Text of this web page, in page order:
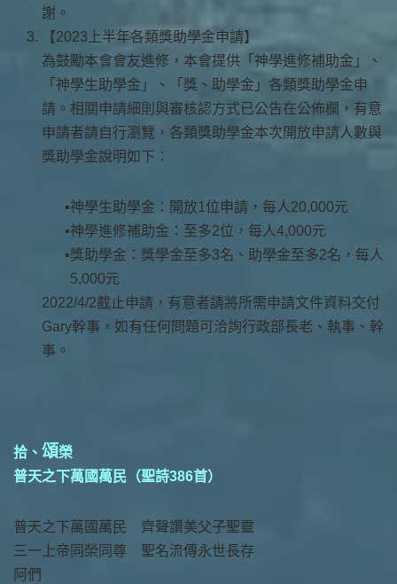
謝。
【2023上半年各類獎助學金申請】
為鼓勵本會會友進修，本會提供「神學進修補助金」、
「神學生助學金」、「獎、助學金」各類獎助學金申
請。相關申請細則與審核認方式已公告在公佈欄，有意
申請者請自行瀏覽，各類獎助學金本次開放申請人數與
獎助學金說明如下：
神學生助學金：開放1位申請，每人20,000元
神學進修補助金：至多2位，每人4,000元
獎助學金：獎學金至多3名、助學金至多2名，每人
5,000元
2022/4/2截止申請，有意者請將所需申請文件資料交付
Gary幹事，如有任何問題可洽詢行政部長老、執事、幹
事。
拾、 頌榮
普天之下萬國萬民（聖詩386首）
普天之下萬國萬民 齊聲讚美父子聖靈
三一上帝同榮同尊 聖名流傳永世長存
阿們